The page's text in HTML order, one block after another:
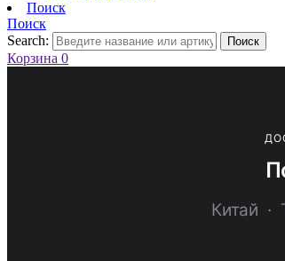
Поиск
Поиск
Search:
Поиск
Корзина 0
Китай